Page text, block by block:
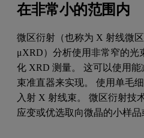
在非常小的范围内
微区衍射（也称为 X 射线微
μXRD）分析使用非常窄的光
化 XRD 测量。 这可以使用
束准直器来实现。 使用单毛
入射 X 射线束。 微区衍射技
应变或优选取向微晶的小样品